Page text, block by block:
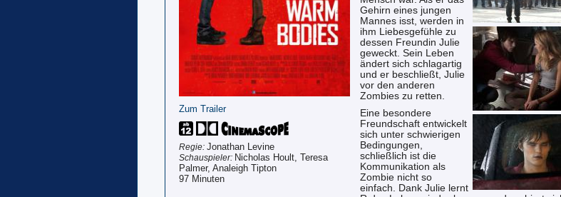
Zum Trailer
Regie: Jonathan Levine
Schauspieler: Nicholas Hoult, Teresa
Palmer, Analeigh Tipton
97 Minuten
Gehirn eines jungen
Mannes isst, werden in
ihm Liebesgefühle zu
dessen Freundin Julie
geweckt. Sein Leben
ändert sich schlagartig
und er beschließt, Julie
vor den anderen
Zombies zu retten.
Eine besondere
Freundschaft entwickelt
sich unter schwierigen
Bedingungen,
schließlich ist die
Kommunikation als
Zombie nicht so
einfach. Dank Julie lernt